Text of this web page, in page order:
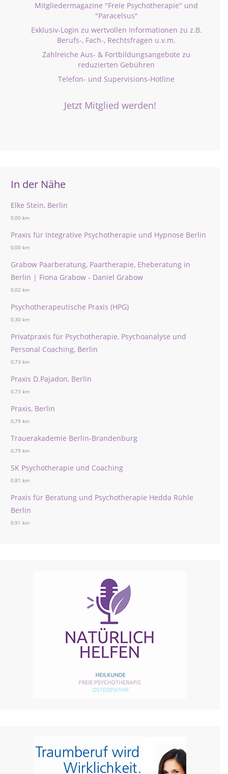
Mitgliedermagazine "Freie Psychotherapie" und
"Paracelsus"
Exklusiv-Login zu wertvollen Informationen zu z.B.
Berufs-, Fach-, Rechtsfragen u.v.m.
Zahlreiche Aus- & Fortbildungsangebote zu
reduzierten Gebühren
Telefon- und Supervisions-Hotline
Jetzt Mitglied werden!
In der Nähe
Elke Stein, Berlin
0,00 km
Praxis für Integrative Psychotherapie und Hypnose Berlin
0,00 km
Grabow Paarberatung, Paartherapie, Eheberatung in
Berlin | Fiona Grabow - Daniel Grabow
0,02 km
Psychotherapeutische Praxis (HPG)
0,30 km
Privatpraxis für Psychotherapie, Psychoanalyse und
Personal Coaching, Berlin
0,73 km
Praxis D.Pajadon, Berlin
0,73 km
Praxis, Berlin
0,79 km
Trauerakademie Berlin-Brandenburg
0,79 km
SK Psychotherapie und Coaching
0,81 km
Praxis für Beratung und Psychotherapie Hedda Rühle
Berlin
0,91 km